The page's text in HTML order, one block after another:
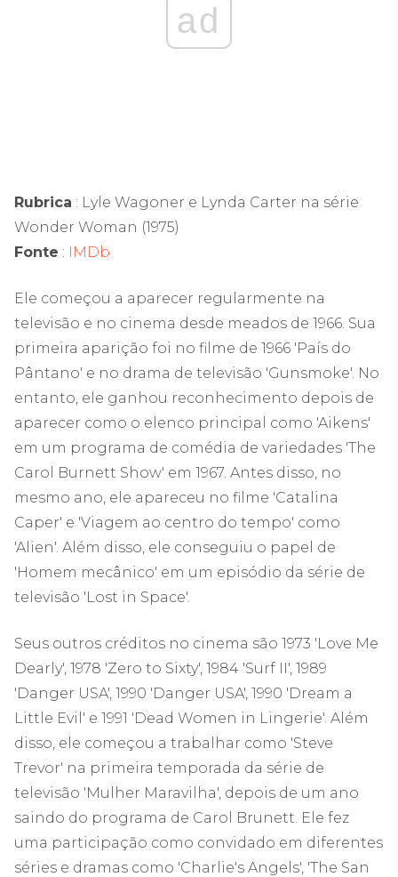
ad
Rubrica : Lyle Wagoner e Lynda Carter na série
Wonder Woman (1975)
Fonte : IMDb
Ele começou a aparecer regularmente na
televisão e no cinema desde meados de 1966. Sua
primeira aparição foi no filme de 1966 'País do
Pântano' e no drama de televisão 'Gunsmoke'. No
entanto, ele ganhou reconhecimento depois de
aparecer como o elenco principal como 'Aikens'
em um programa de comédia de variedades 'The
Carol Burnett Show' em 1967. Antes disso, no
mesmo ano, ele apareceu no filme 'Catalina
Caper' e 'Viagem ao centro do tempo' como
'Alien'. Além disso, ele conseguiu o papel de
'Homem mecânico' em um episódio da série de
televisão 'Lost in Space'.
Seus outros créditos no cinema são 1973 'Love Me
Dearly', 1978 'Zero to Sixty', 1984 'Surf II', 1989
'Danger USA', 1990 'Danger USA', 1990 'Dream a
Little Evil' e 1991 'Dead Women in Lingerie'. Além
disso, ele começou a trabalhar como 'Steve
Trevor' na primeira temporada da série de
televisão 'Mulher Maravilha', depois de um ano
saindo do programa de Carol Brunett. Ele fez
uma participação como convidado em diferentes
séries e dramas como 'Charlie's Angels', 'The San